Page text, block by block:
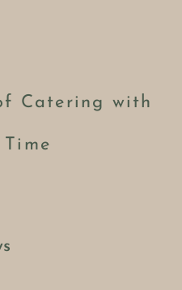
Catering with